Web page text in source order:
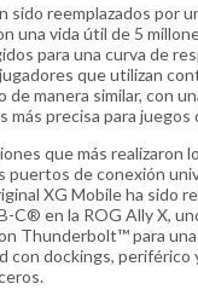
sido reemplazados por
una vida útil de 5
para una curva de
que utilizan
de manera similar, con
más precisa para juegos
que más realizaron
puertos de conexión
XG Mobile ha sido
C® en la ROG Ally X,
Thunderbolt™ para una
con dockings, periférico